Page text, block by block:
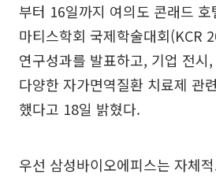
부터 16일까지 여의도 콘래드
마티스학회 국제학술대회(KCR
연구성과를 발표하고, 기업 전시
다양한 자가면역질환 치료제 관
했다고 18일 밝혔다.
우선 삼성바이오에피스는 자체